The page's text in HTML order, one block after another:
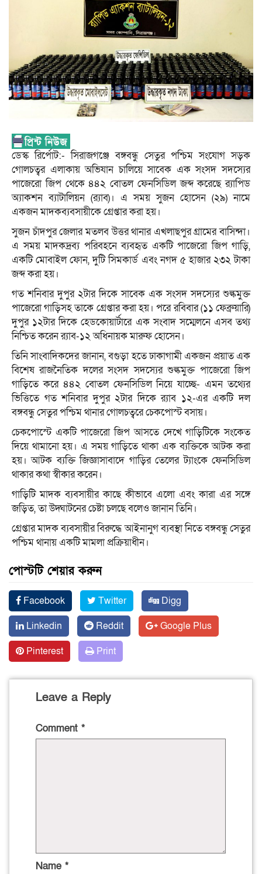
ডেস্ক রির্পোট:- সিরাজগঞ্জে বঙ্গবন্ধু সেতুর পশ্চিম সংযোগ সড়ক
গোলচত্বর এলাকায় অভিযান চালিয়ে সাবেক এক সংসদ সদস্যের
পাজেরো জিপ থেকে ৪৪২ বোতল ফেনসিডিল জব্দ করেছে র‌্যাপিড
অ্যাকশন ব্যাটালিয়ন (র‌্যাব)। এ সময় সুজন হোসেন (২৯) নামে
একজন মাদকব্যবসায়ীকে গ্রেপ্তার করা হয়।
সুজন চাঁদপুর জেলার মতলব উত্তর থানার এখলাছপুর গ্রামের বাসিন্দা।
এ সময় মাদকদ্রব্য পরিবহনে ব্যবহৃত একটি পাজেরো জিপ গাড়ি,
একটি মোবাইল ফোন, দুটি সিমকার্ড এবং নগদ ৫ হাজার ২৩২ টাকা
জব্দ করা হয়।
গত শনিবার দুপুর ২টার দিকে সাবেক এক সংসদ সদস্যের শুল্কমুক্ত
পাজেরো গাড়িসহ তাকে গ্রেপ্তার করা হয়। পরে রবিবার (১১ ফেব্রুয়ারি)
দুপুর ১২টার দিকে হেডকোয়ার্টারে এক সংবাদ সম্মেলনে এসব তথ্য
নিশ্চিত করেন র‌্যাব-১২ অধিনায়ক মারুফ হোসেন।
তিনি সাংবাদিকদের জানান, বগুড়া হতে ঢাকাগামী একজন প্রয়াত এক
বিশেষ রাজনৈতিক দলের সংসদ সদস্যের শুল্কমুক্ত পাজেরো জিপ
গাড়িতে করে ৪৪২ বোতল ফেনসিডিল নিয়ে যাচ্ছে- এমন তথ্যের
ভিত্তিতে গত শনিবার দুপুর ২টার দিকে র‌্যাব ১২-এর একটি দল
বঙ্গবন্ধু সেতুর পশ্চিম থানার গোলচত্বরে চেকপোস্ট বসায়।
চেকপোস্টে একটি পাজেরো জিপ আসতে দেখে গাড়িটিকে সংকেত
দিয়ে থামানো হয়। এ সময় গাড়িতে থাকা এক ব্যক্তিকে আটক করা
হয়। আটক ব্যক্তি জিজ্ঞাসাবাদে গাড়ির তেলের ট্যাংকে ফেনসিডিল
থাকার কথা স্বীকার করেন।
গাড়িটি মাদক ব্যবসায়ীর কাছে কীভাবে এলো এবং কারা এর সঙ্গে
জড়িত, তা উদ্ঘাটনের চেষ্টা চলছে বলেও জানান তিনি।
গ্রেপ্তার মাদক ব্যবসায়ীর বিরুদ্ধে আইনানুগ ব্যবস্থা নিতে বঙ্গবন্ধু সেতুর
পশ্চিম থানায় একটি মামলা প্রক্রিয়াধীন।
পোস্টটি শেয়ার করুন
Facebook Twitter
Digg
Linkedin
Reddit
Google Plus
Pinterest
Print
Leave a Reply
Comment *
Name *